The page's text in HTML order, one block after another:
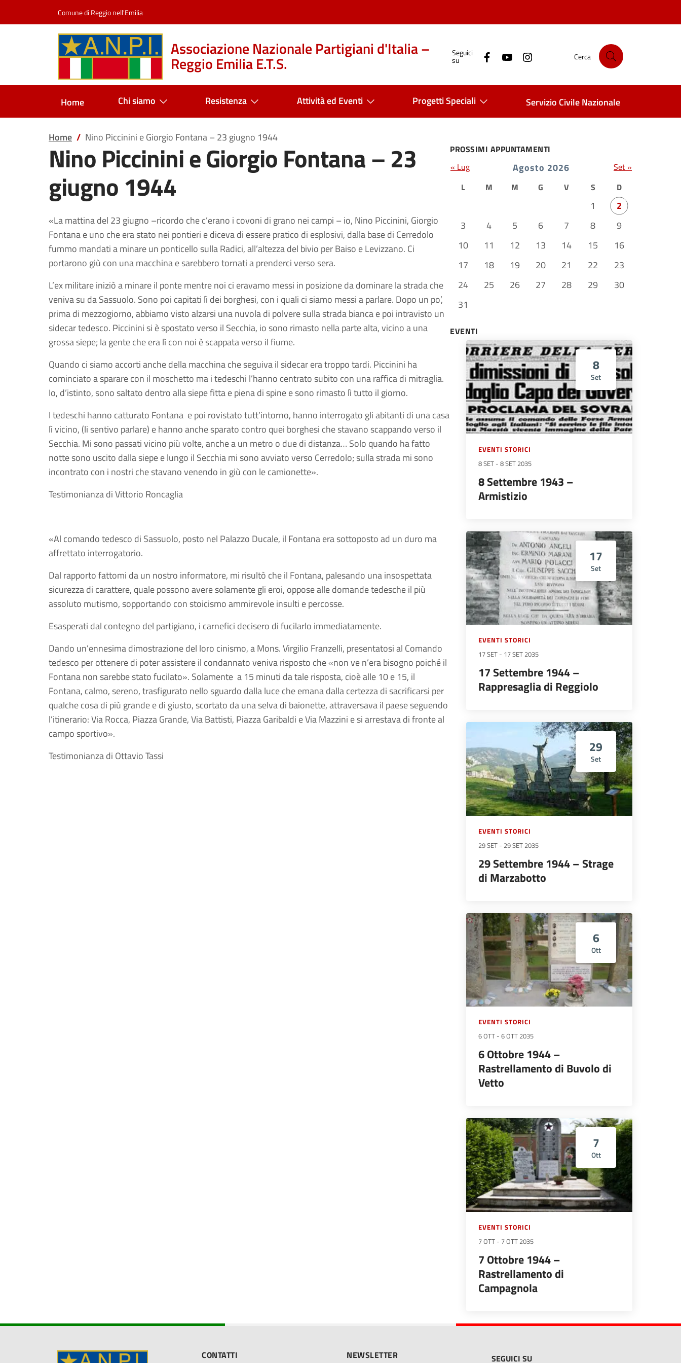
Comune di Reggio nell'Emilia
Associazione Nazionale Partigiani d'Italia –
Reggio Emilia E.T.S.
Seguici
su Cerca
Home Chi siamo Resistenza Attività ed Eventi Progetti Speciali Servizio Civile Nazionale
Home Nino Piccinini e Giorgio Fontana – 23 giugno 1944
Nino Piccinini e Giorgio Fontana – 23
giugno 1944
«La mattina del 23 giugno –ricordo che c’erano i covoni di grano nei campi – io, Nino Piccinini, Giorgio
Fontana e uno che era stato nei pontieri e diceva di essere pratico di esplosivi, dalla base di Cerredolo
fummo mandati a minare un ponticello sulla Radici, all’altezza del bivio per Baiso e Levizzano. Ci
portarono giù con una macchina e sarebbero tornati a prenderci verso sera.
L’ex militare iniziò a minare il ponte mentre noi ci eravamo messi in posizione da dominare la strada che
veniva su da Sassuolo. Sono poi capitati lì dei borghesi, con i quali ci siamo messi a parlare. Dopo un po’,
prima di mezzogiorno, abbiamo visto alzarsi una nuvola di polvere sulla strada bianca e poi intravisto un
sidecar tedesco. Piccinini si è spostato verso il Secchia, io sono rimasto nella parte alta, vicino a una
grossa siepe; la gente che era lì con noi è scappata verso il fiume.
Quando ci siamo accorti anche della macchina che seguiva il sidecar era troppo tardi. Piccinini ha
cominciato a sparare con il moschetto ma i tedeschi l’hanno centrato subito con una raffica di mitraglia.
Io, d’istinto, sono saltato dentro alla siepe fitta e piena di spine e sono rimasto lì tutto il giorno.
I tedeschi hanno catturato Fontana e poi rovistato tutt’intorno, hanno interrogato gli abitanti di una casa
lì vicino, (li sentivo parlare) e hanno anche sparato contro quei borghesi che stavano scappando verso il
Secchia. Mi sono passati vicino più volte, anche a un metro o due di distanza… Solo quando ha fatto
notte sono uscito dalla siepe e lungo il Secchia mi sono avviato verso Cerredolo; sulla strada mi sono
incontrato con i nostri che stavano venendo in giù con le camionette».
Testimonianza di Vittorio Roncaglia
«Al comando tedesco di Sassuolo, posto nel Palazzo Ducale, il Fontana era sottoposto ad un duro ma
affrettato interrogatorio.
Dal rapporto fattomi da un nostro informatore, mi risultò che il Fontana, palesando una insospettata
sicurezza di carattere, quale possono avere solamente gli eroi, oppose alle domande tedesche il più
assoluto mutismo, sopportando con stoicismo ammirevole insulti e percosse.
Esasperati dal contegno del partigiano, i carnefici decisero di fucilarlo immediatamente.
Dando un’ennesima dimostrazione del loro cinismo, a Mons. Virgilio Franzelli, presentatosi al Comando
tedesco per ottenere di poter assistere il condannato veniva risposto che «non ve n’era bisogno poiché il
Fontana non sarebbe stato fucilato». Solamente a 15 minuti da tale risposta, cioè alle 10 e 15, il
Fontana, calmo, sereno, trasfigurato nello sguardo dalla luce che emana dalla certezza di sacrificarsi per
qualche cosa di più grande e di giusto, scortato da una selva di baionette, attraversava il paese seguendo
l’itinerario: Via Rocca, Piazza Grande, Via Battisti, Piazza Garibaldi e Via Mazzini e si arrestava di fronte al
campo sportivo».
Testimonianza di Ottavio Tassi
PROSSIMI APPUNTAMENTI
Agosto 2026
L M M G V S D
1
2
3
4 5 6 7 8
9
10
11 12 13 14 15
16
17
18 19 20 21 22
23
24
25 26 27 28 29
30
31
« Lug Set »
EVENTI
8
Set
EVENTI STORICI
8 SET - 8 SET 2035
8 Settembre 1943 –
Armistizio
17
Set
EVENTI STORICI
17 SET - 17 SET 2035
17 Settembre 1944 –
Rappresaglia di Reggiolo
29
Set
EVENTI STORICI
29 SET - 29 SET 2035
29 Settembre 1944 – Strage
di Marzabotto
6
Ott
EVENTI STORICI
6 OTT - 6 OTT 2035
6 Ottobre 1944 –
Rastrellamento di Buvolo di
Vetto
7
Ott
EVENTI STORICI
7 OTT - 7 OTT 2035
7 Ottobre 1944 –
Rastrellamento di
Campagnola
CONTATTI NEWSLETTER SEGUICI SU